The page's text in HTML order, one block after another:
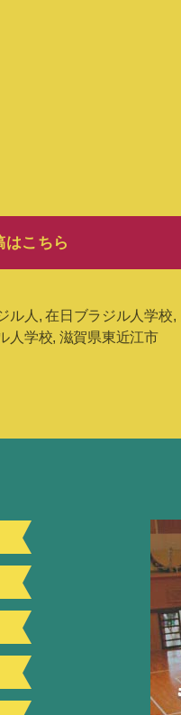
はこちら
ル人 ,在日ブラジル人学校,
人学校, 滋賀県東近江市